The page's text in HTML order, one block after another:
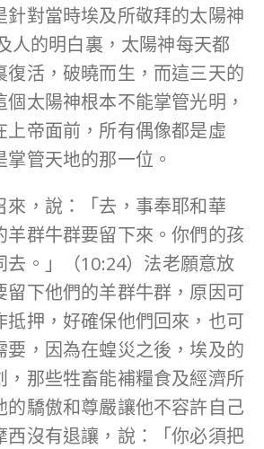
針對當時埃及所敬拜的太陽神
人的明白裏，太陽神每天都
復活，破曉而生，而這三天的
太陽神根本不能掌管光明，
上帝面前，所有偶像都是虛
管天地的那一位。
來，說：「去，事奉耶和華
羊群牛群要留下來。你們的孩
去。」（10:24）法老願意放
留下他們的羊群牛群，原因可
抵押，好確保他們回來，也可
要，因為在蝗災之後，埃及的
，那些牲畜能補糧食及經濟所
的驕傲和尊嚴讓他不容許自己
西沒有退讓，說：「你必須把